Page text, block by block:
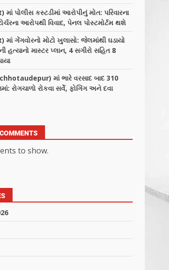
પોલીસ કસ્ટડીમાં આરોપીનું મોત: પરિવારના
આરોપથી વિવાદ, પેનલ પોસ્ટમોર્ટમ થશે
ગેંગવોરનો મોટો ખુલાસો: જેલમાંથી ઘડાયો
હત્યાનો માસ્ટર પ્લાન, 4 સગીરો સહિત 8
માં ભારે વરસાદ બાદ 310
રોગચાળો રોકવા સર્વે, ફોગિંગ અને દવા
to show.